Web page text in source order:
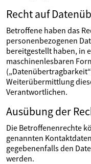
Recht auf
Betroffene haben das
personenbezogenen
bereitgestellt haben, in
maschinenlesbaren
Weiterübermittlung
Verantwortlichen.
Ausübung der
Die Betroffenenrechte
genannten
gegebenenfalls den
werden.